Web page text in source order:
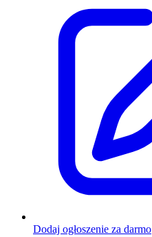
Dodaj ogłoszenie za darmo